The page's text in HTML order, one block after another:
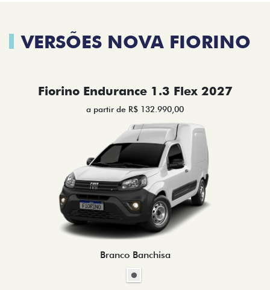
VERSÕES NOVA FIORINO
Fiorino Endurance 1.3 Flex 2027
a partir de R$ 132.990,00
Branco Banchisa